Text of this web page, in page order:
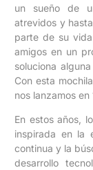
un sueño de
atrevidos y
parte de su
amigos en un
soluciona
Con esta
nos lanzamos
En estos años,
inspirada en la
continua y la
desarrollo